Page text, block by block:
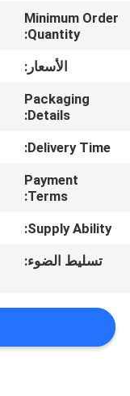
المعمل
مراقبة
اتصل
اطلب
Minimum Order
Quantity:
الأسعار:
Packaging
Details:
Delivery Time:
Payment
Terms:
Supply Ability:
تسليط الضوء: